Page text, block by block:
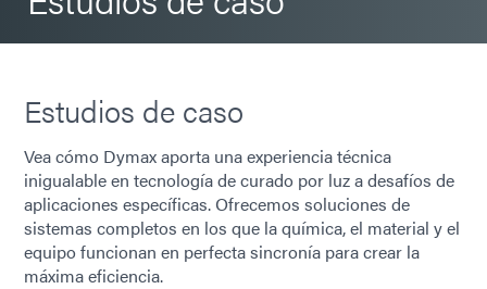
Estudios de caso
Vea cómo Dymax aporta una experiencia técnica
inigualable en tecnología de curado por luz a desafíos de
aplicaciones específicas. Ofrecemos soluciones de
sistemas completos en los que la química, el material y el
equipo funcionan en perfecta sincronía para crear la
máxima eficiencia.